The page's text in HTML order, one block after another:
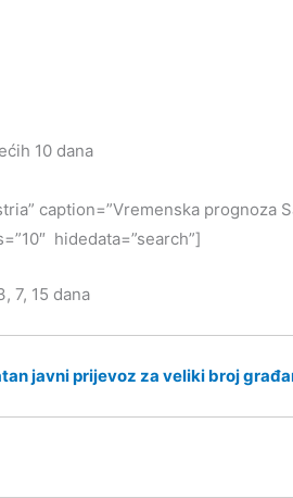
10 dana
caption=”Vremenska prognoza
hidedata=”search”]
7, 15 dana
javni prijevoz za veliki broj